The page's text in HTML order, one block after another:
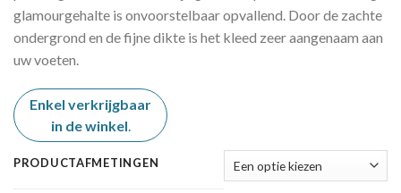
glamourgehalte is onvoorstelbaar opvallend. Door de zachte
ondergrond en de fijne dikte is het kleed zeer aangenaam aan
uw voeten.
Enkel verkrijgbaar
in de winkel.
PRODUCTAFMETINGEN